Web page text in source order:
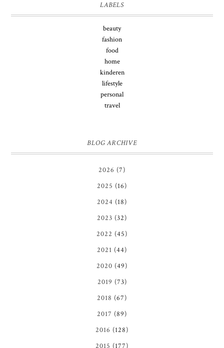
LABELS
beauty
fashion
food
home
kinderen
lifestyle
personal
travel
BLOG ARCHIVE
2026 (7)
2025 (16)
2024 (18)
2023 (32)
2022 (45)
2021 (44)
2020 (49)
2019 (73)
2018 (67)
2017 (89)
2016 (128)